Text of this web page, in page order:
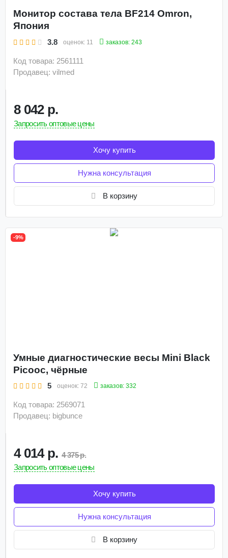
Монитор состава тела BF214 Omron,
Япония
3.8 оценок: 11 заказов: 243
Код товара: 2561111
Продавец: vilmed
8 042 р.
Запросить оптовые цены
Хочу купить
Нужна консультация
В корзину
-9%
Умные диагностические весы Mini Black
Picooc, чёрные
5 оценок: 72 заказов: 332
Код товара: 2569071
Продавец: bigbunce
4 014 р. 4 375 р.
Запросить оптовые цены
Хочу купить
Нужна консультация
В корзину